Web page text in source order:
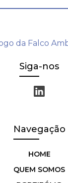
Siga-nos
Navegação
HOME
QUEM SOMOS